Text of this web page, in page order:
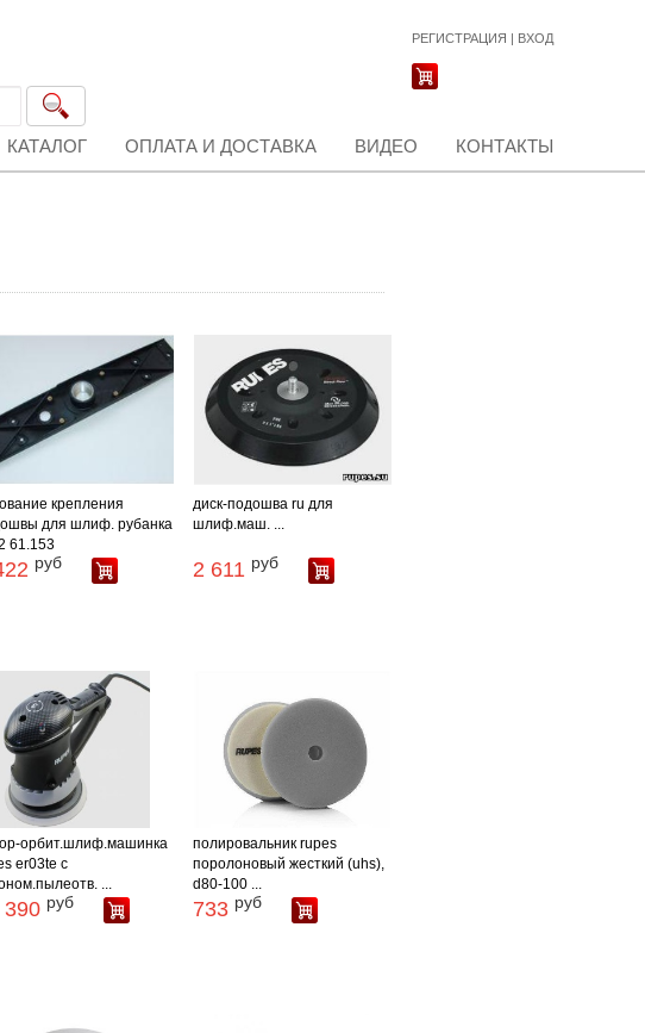
РЕГИСТРАЦИЯ | ВХОД
КАТАЛОГ ОПЛАТА И ДОСТАВКА ВИДЕО КОНТАКТЫ
крепления
для шлиф. рубанка
61.153
руб
диск-подошва ru для
шлиф.маш. ...
2 611 руб
орбит.шлиф.машинка
er03te с
...
390 руб
полировальник rupes
поролоновый жесткий (uhs),
d80-100 ...
733 руб